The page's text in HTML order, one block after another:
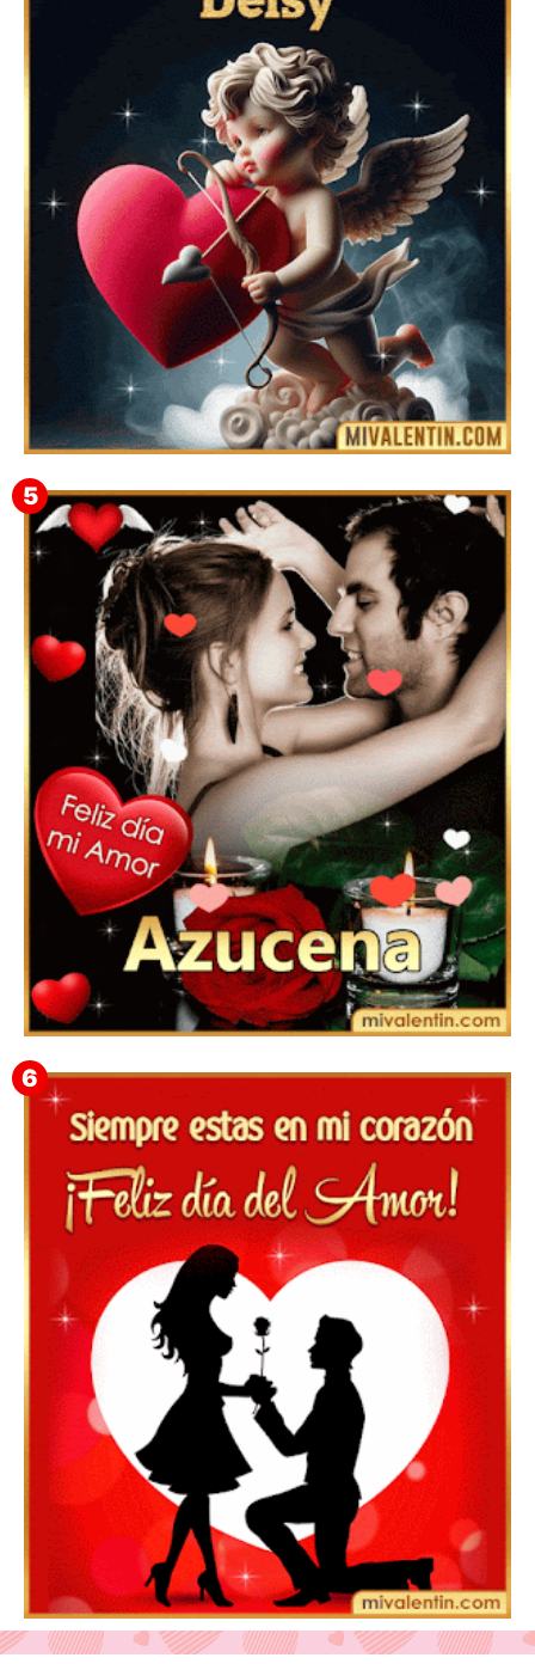
Feliz San Valentín Eudocia
Feliz San Valentín Delsy
Feliz San Valentín Azucena